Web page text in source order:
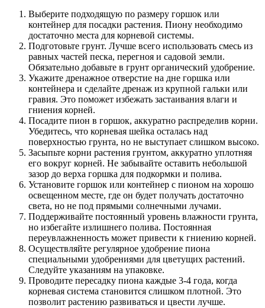
Выберите подходящую по размеру горшок или
контейнер для посадки растения. Пиону необходимо
достаточно места для корневой системы.
Подготовьте грунт. Лучше всего использовать смесь из
равных частей песка, перегноя и садовой земли.
Обязательно добавьте в грунт органический удобрение.
Укажите дренажное отверстие на дне горшка или
контейнера и сделайте дренаж из крупной гальки или
гравия. Это поможет избежать застаивания влаги и
гниения корней.
Посадите пион в горшок, аккуратно распределив корни.
Убедитесь, что корневая шейка осталась над
поверхностью грунта, но не выступает слишком высоко.
Засыпьте корни растения грунтом, аккуратно уплотняя
его вокруг корней. Не забывайте оставить небольшой
зазор до верха горшка для подкормки и полива.
Установите горшок или контейнер с пионом на хорошо
освещенном месте, где он будет получать достаточно
света, но не под прямыми солнечными лучами.
Поддерживайте постоянный уровень влажности грунта,
но избегайте излишнего полива. Постоянная
переувлажненность может привести к гниению корней.
Осуществляйте регулярное удобрение пиона
специальными удобрениями для цветущих растений.
Следуйте указаниям на упаковке.
Проводите пересадку пиона каждые 3-4 года, когда
корневая система становится слишком плотной. Это
позволит растению развиваться и цвести лучше.